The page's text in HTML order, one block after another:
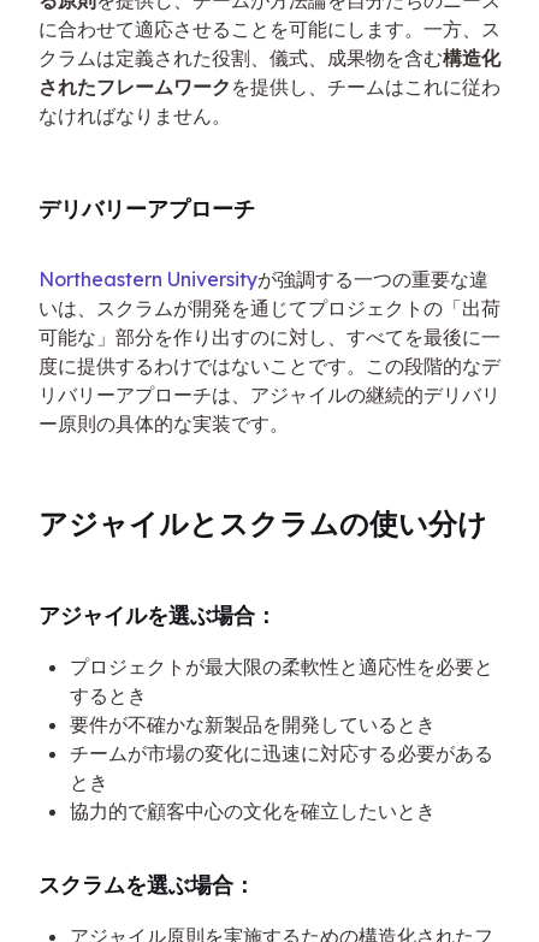
に合わせて適応させることを可能にします。一方、ス
クラムは定義された役割、儀式、成果物を含む構造化
されたフレームワーク を提供し、チームはこれに従わ
なければなりません。
デリバリーアプローチ
Northeastern Universityが強調する一つの重要な違
いは、スクラムが開発を通じてプロジェクトの「出荷
可能な」部分を作り出すのに対し、すべてを最後に一
度に提供するわけではないことです。この段階的なデ
リバリーアプローチは、アジャイルの継続的デリバリ
ー原則の具体的な実装です。
アジャイルとスクラムの使い分け
アジャイルを選ぶ場合：
プロジェクトが最大限の柔軟性と適応性を必要と
するとき
要件が不確かな新製品を開発しているとき
チームが市場の変化に迅速に対応する必要がある
とき
協力的で顧客中心の文化を確立したいとき
スクラムを選ぶ場合：
アジャイル原則を実施するための構造化されたフ